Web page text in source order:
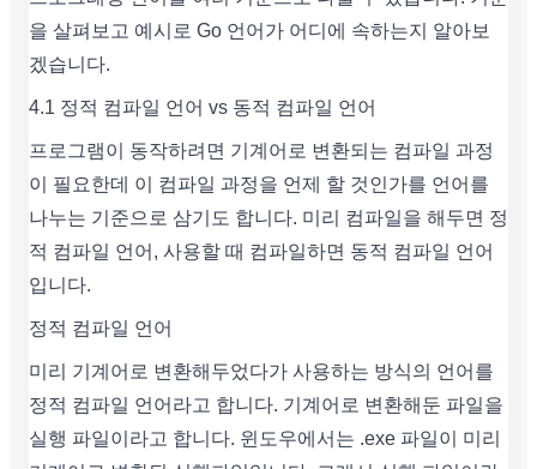
을 살펴보고 예시로 Go 언어가 어디에 속하는지 알아보
겠습니다.
4.1 정적 컴파일 언어 vs 동적 컴파일 언어
프로그램이 동작하려면 기계어로 변환되는 컴파일 과정
이 필요한데 이 컴파일 과정을 언제 할 것인가를 언어를
나누는 기준으로 삼기도 합니다. 미리 컴파일을 해두면 정
적 컴파일 언어, 사용할 때 컴파일하면 동적 컴파일 언어
입니다.
정적 컴파일 언어
미리 기계어로 변환해두었다가 사용하는 방식의 언어를
정적 컴파일 언어라고 합니다. 기계어로 변환해둔 파일을
실행 파일이라고 합니다. 윈도우에서는 .exe 파일이 미리